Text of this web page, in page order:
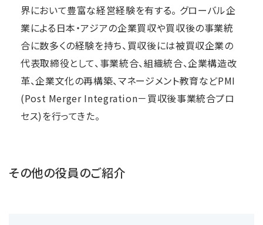
界において豊富な経営経験を有する。 グローバル企
業による日本・アジアの企業買収や買収後の事業統
合に数多くの経験を持ち、買収後には被買収企業の
代表取締役として、事業統合、組織統合、企業構造改
革、企業文化の再構築、マネージメント教育などPMI
(Post Merger Integration－買収後事業統合プロ
セス)を行ってきた。
その他の役員のご紹介